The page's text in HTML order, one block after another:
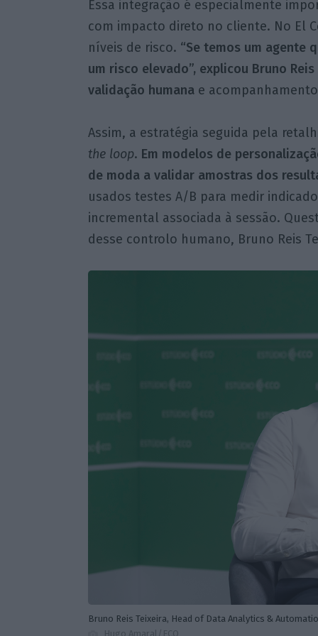
Essa integração é especialmente
com impacto direto no cliente. No El
níveis de risco. “Se temos um agente
um risco elevado”, explicou Bruno
validação humanae
Assim, a estratégia seguida pela
the loop. Em modelos de
de moda a validar amostras dos
usados testes A/B para medir
incremental associada à sessão.
desse controlo humano, Bruno Reis
Bruno Reis Teixeira, Head of Data Analytics &
Hugo Amaral/ECO